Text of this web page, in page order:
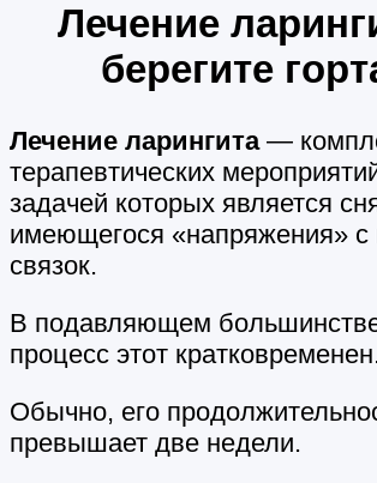
Лечение
берегите
Лечение ларингита—
терапевтических
задачей которых является
имеющегося «напряжения» с
связок.
В подавляющем
процесс этот
Обычно, его
превышает две недели.